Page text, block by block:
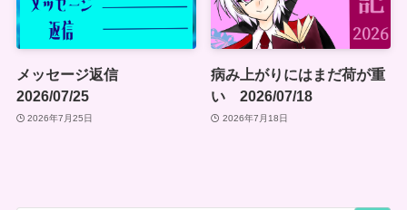
メッセージ返信
2026/07/25
2026年7月25日
病み上がりにはまだ荷が重
い 2026/07/18
2026年7月18日